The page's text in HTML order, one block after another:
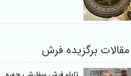
مقالات برگزیده فرش